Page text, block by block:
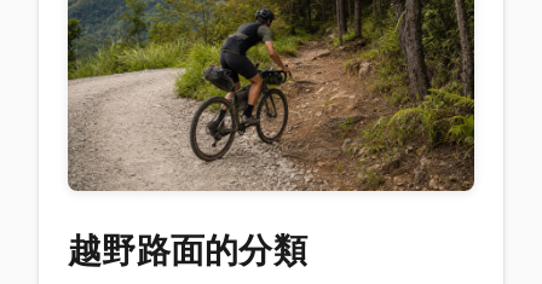
越野路面的分類